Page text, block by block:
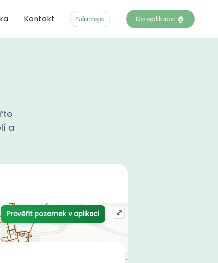
Kontakt Nástroje Do aplikace 🏠
a